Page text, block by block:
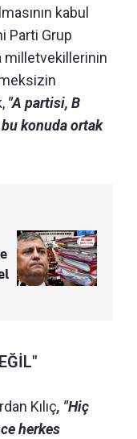
kabul
Parti Grup
milletvekillerinin
"A partisi, B
konuda ortak
Kılıç, "Hiç
herkes